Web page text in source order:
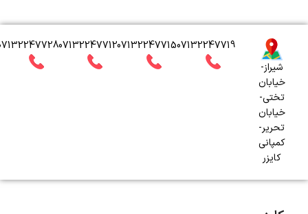
071322477120713224771507132247719
شیراز-
خیابان
تختی-
خیابان
تحریر-
کمپانی
کایزر